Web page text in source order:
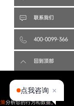
分析您的行为和数据。
联系我们
400-0099-366
回到顶部
点我咨询 ✕